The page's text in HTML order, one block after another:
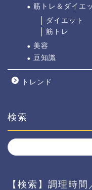
筋トレ＆ダイエ
ダイエット
筋トレ
美容
豆知識
トレンド
検索
【検索】調理時